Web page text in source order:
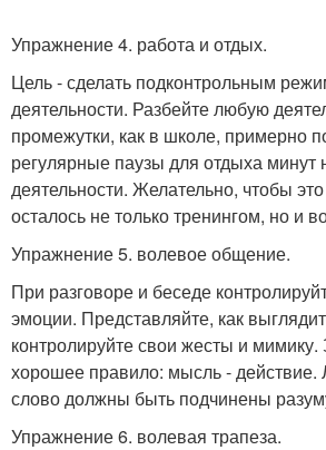
Упражнение 4. работа и отдых.
Цель - сделать подконтрольным
деятельности. Разбейте любую
промежутки, как в школе, примерно
регулярные паузы для отдыха минут
деятельности. Желательно, чтобы
осталось не только тренингом, но и
Упражнение 5. волевое общение.
При разговоре и беседе
эмоции. Представляйте, как
контролируйте свои жесты и
хорошее правило: мысль - действие.
слово должны быть подчинены
Упражнение 6. волевая трапеза.